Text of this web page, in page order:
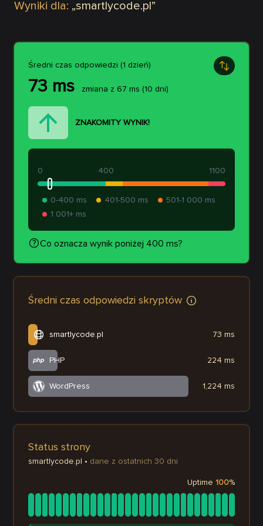
Wyniki dla: „smartlycode.pl ”
Średni czas odpowiedzi (1 dzień)
73 ms zmiana z 67 ms (10 dni)
ZNAKOMITY WYNIK!
400
0 1100
0-400 ms 401-500 ms
501-1 000 ms
1 001+ ms
Co oznacza wynik poniżej 400 ms?
Średni czas odpowiedzi skryptów
smartlycode.pl
PHP
WordPress
73 ms
224 ms
1,224 ms
Status strony
smartlycode.pl • dane z ostatnich 30 dni
Uptime 100%